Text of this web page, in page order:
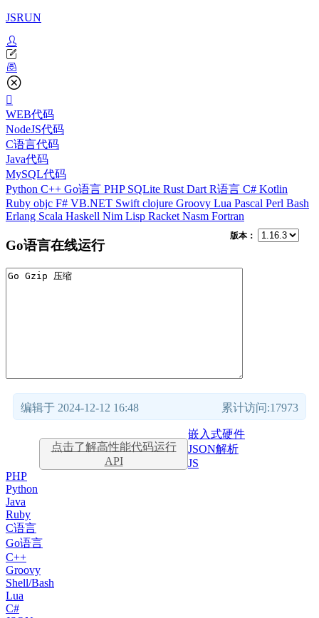
JSRUN
WEB代码
NodeJS代码
C语言代码
Java代码
MySQL代码
Python C++ Go语言 PHP SQLite Rust Dart R语言 C# Kotlin
Ruby objc F# VB.NET Swift clojure Groovy Lua Pascal Perl Bash
Erlang Scala Haskell Nim Lisp Racket Nasm Fortran
Go语言在线运行
版本：
编辑于 2024-12-12 16:48 累计访问:17973
点击了解高性能代码运行
API
嵌入式硬件
JSON解析
JS
PHP
Python
Java
Ruby
C语言
Go语言
C++
Groovy
Shell/Bash
Lua
C#